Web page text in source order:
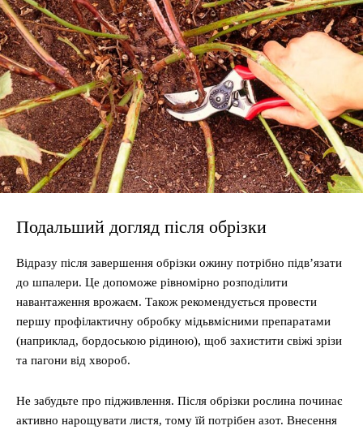
Подальший догляд після обрізки
Відразу після завершення обрізки ожину потрібно підв’язати
до шпалери. Це допоможе рівномірно розподілити
навантаження врожаєм. Також рекомендується провести
першу профілактичну обробку мідьвмісними препаратами
(наприклад, бордоською рідиною), щоб захистити свіжі зрізи
та пагони від хвороб.
Не забудьте про підживлення. Після обрізки рослина починає
активно нарощувати листя, тому їй потрібен азот. Внесення